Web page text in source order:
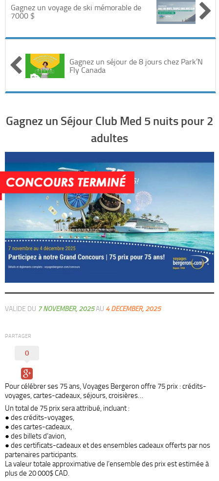
Voyages
Cinéma
Electronique & Electroménager
Concerts & Spectacles
Maison & Jardinage
Restaurants
Gagnez un voyage de ski mémorable de
7000 $
Gagnez un séjour de 8 jours chez Park’N
Fly Canada
Gagnez un Séjour Club Med 5 nuits pour 2
adultes
VALIDE DU 7 NOVEMBER, 2025AU 4 DECEMBER, 2025
PARTAGER
0
Pour célébrer ses 75 ans, Voyages Bergeron offre 75 prix : crédits-
voyages, cartes-cadeaux, séjours, croisières…
Un total de 75 prix sera attribué, incluant :
● des crédits-voyages,
● des cartes-cadeaux,
● des billets d’avion,
● des certificats-cadeaux et des ensembles cadeaux offerts par nos
partenaires participants.
La valeur totale approximative de l’ensemble des prix est estimée à
plus de 20 000$ CAD.